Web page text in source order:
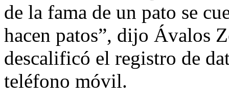
de la fama de un pato se
hacen patos”, dijo Ávalos
descalificó el registro de
teléfono móvil.